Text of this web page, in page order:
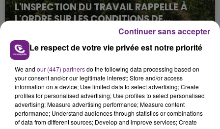
L'INSPECTION DU TRAVAIL RAPPELLE À
L'ORDRE SUR LES CONDITIONS DE...
Alors que les dates de début des vendange 2026
s'est avéré être plus précoce que prévu,
l'inspection du Travail en profite pour rappeler
les conditions de...
TITRES DIFFUSÉS
6h00
6h00 5h57
5h57
Le respect de votre vie privée est notre priorité
We and our (447) partnersdo the following data processing based on
your consent and/or our legitimate interest: Store and/or access
information on a device; Use limited data to select advertising; Create
profiles for personalised advertising; Use profiles to select personalised
advertising; Measure advertising performance; Measure content
performance; Understand audiences through statistics or combinations
of data from different sources; Develop and improve services; Create
Continuer sans accepter